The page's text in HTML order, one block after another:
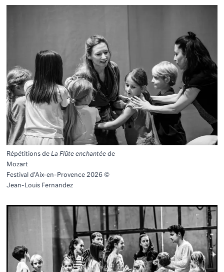
Répétitions deLa Flûte enchantée de
Mozart
Festival d'Aix-en-Provence 2026 ©
Jean-Louis Fernandez